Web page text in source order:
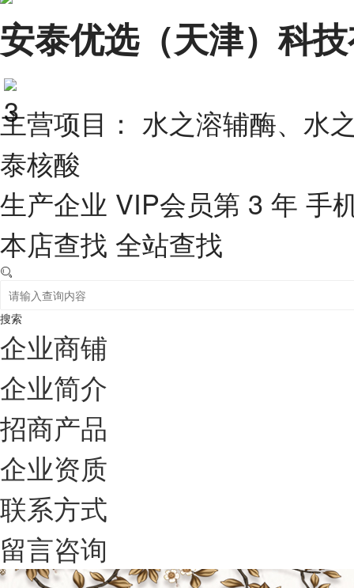
安泰优选（天津）科
主营项目： 水之溶辅酶、水
泰核酸
生产企业 VIP会员第 3 年 手
本店查找 全站查找
搜索
企业商铺
企业简介
招商产品
企业资质
联系方式
留言咨询